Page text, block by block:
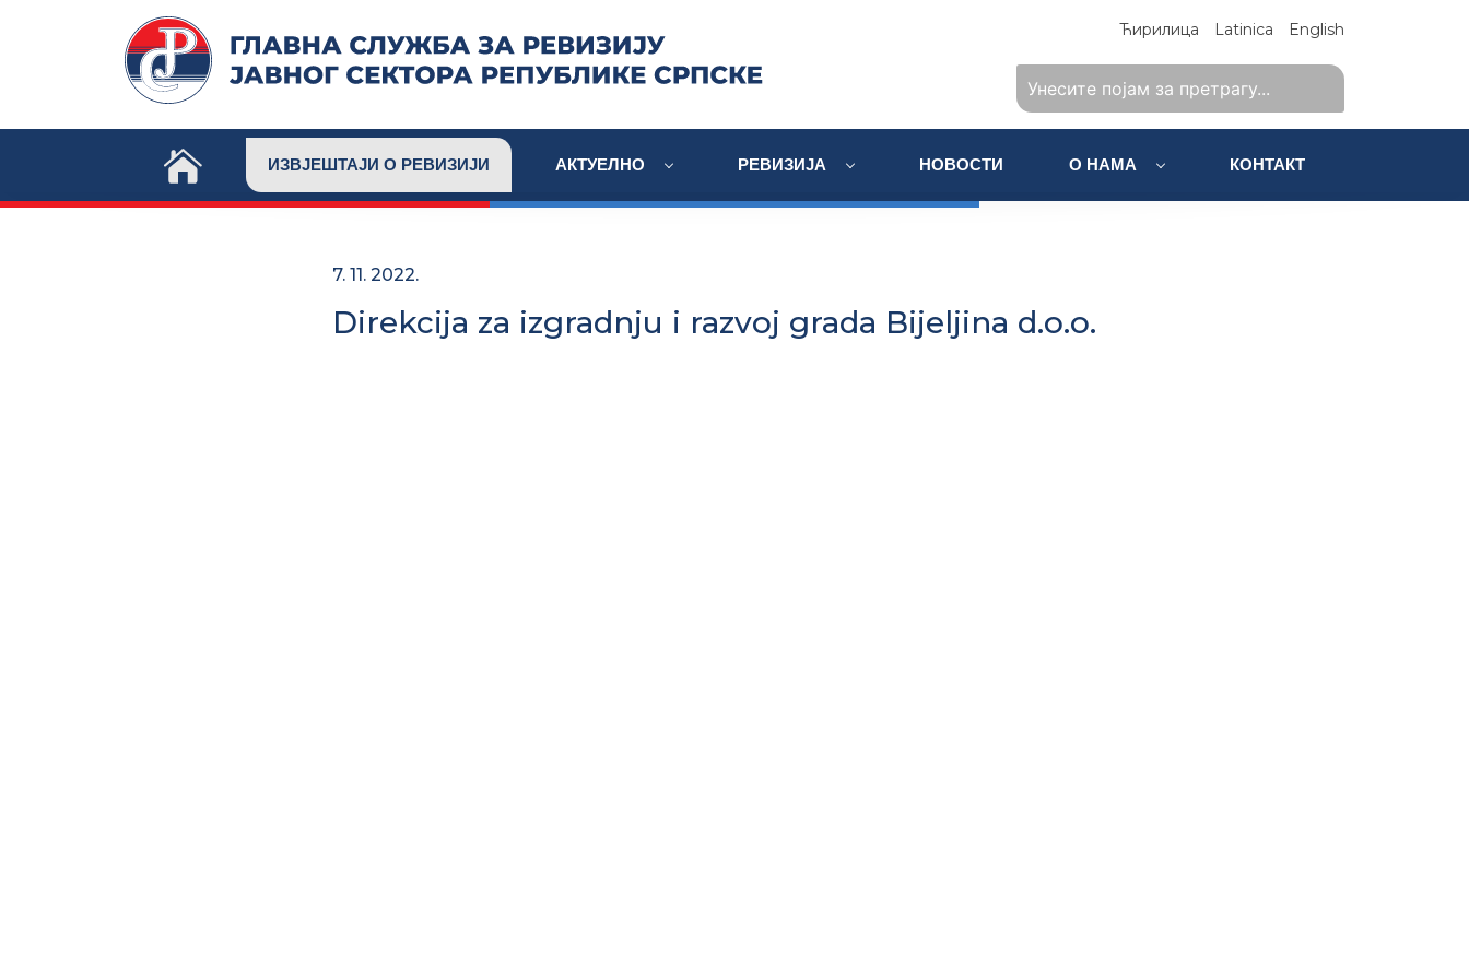
Ћирилица Latinica English
ИЗВЈЕШТАЈИ О РЕВИЗИЈИ АКТУЕЛНО РЕВИЗИЈА НОВОСТИ О НАМА КОНТАКТ
7. 11. 2022.
Direkcija za izgradnju i razvoj grada Bijeljina d.o.o.